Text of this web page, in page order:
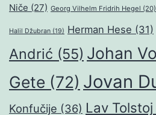
Niče (27) Georg Vilhelm Fridrih Hegel (20)
Halil Džubran (19) Herman Hese (31)
Andrić (55) Johan
Gete (72) Jovan
Konfučije (36) Lav Tolstoj